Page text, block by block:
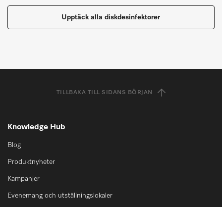
Upptäck alla diskdesinfektorer
TILLBAKA TILL SIDANS BÖRJAN
Knowledge Hub
Blog
Produktnyheter
Kampanjer
Evenemang och utställningslokaler